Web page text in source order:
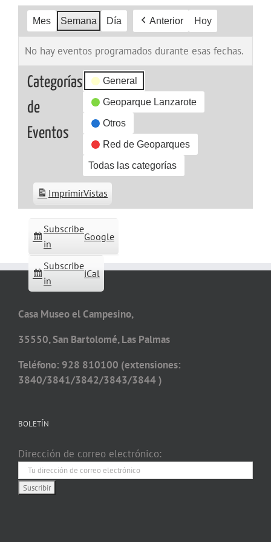
Mes Semana Día Anterior Hoy
No hay eventos programados durante esas fechas.
Categorías
de
Eventos
General
Geoparque Lanzarote
Otros
Red de Geoparques
Todas las categorías
Subscribe
in
Google
Subscribe
in
iCal
ImprimirVistas
Casa Museo el Campesino,
35550, San Bartolomé, Las Palmas
Teléfono: 928 810100 (extensiones:
3840/3841/3842/3843/3844 )
BOLETÍN
Dirección de correo electrónico: